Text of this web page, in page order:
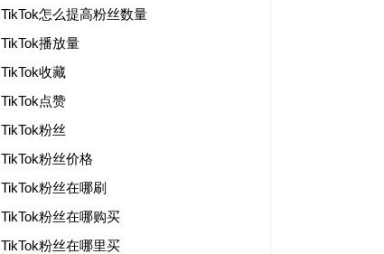
TikTok怎么提高粉丝数量
TikTok播放量
TikTok收藏
TikTok点赞
TikTok粉丝
TikTok粉丝价格
TikTok粉丝在哪刷
TikTok粉丝在哪购买
TikTok粉丝在哪里买